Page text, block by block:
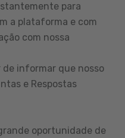
para
a plataforma e com
com nossa
de informar que nosso
e Respostas
oportunidade de